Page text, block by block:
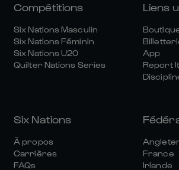
Compétitions
Six Nations Masculin
Six Nations Féminin
Six Nations U20
Quilter Nations Series
Liens
App
Report It
Six Nations
À propos
Carrières
FAQs
France
Irlande